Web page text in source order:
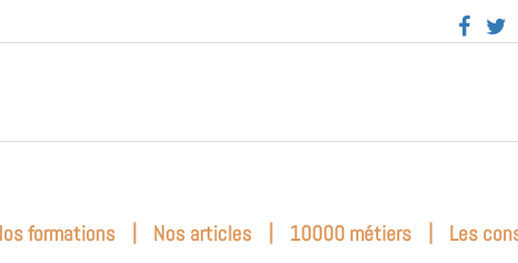
 
formations | Nos articles | 10000 métiers | Les